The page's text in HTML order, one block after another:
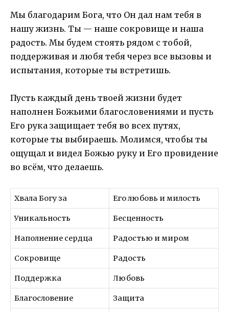
Мы благодарим Бога, что Он дал нам тебя в
нашу жизнь. Ты — наше сокровище и наша
радость. Мы будем стоять рядом с тобой,
поддерживая и любя тебя через все вызовы и
испытания, которые ты встретишь.
Пусть каждый день твоей жизни будет
наполнен Божьими благословениями и пусть
Его рука защищает тебя во всех путях,
которые ты выбираешь. Молимся, чтобы ты
ощущал и видел Божью руку и Его провидение
во всём, что делаешь.
Хвала Богу за Его любовь и милость
Уникальность Бесценность
Наполнение сердца Радостью и миром
Сокровище Радость
Поддержка Любовь
Благословение Защита